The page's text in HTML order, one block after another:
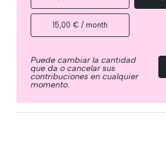
15,00 € / month
Puede cambiar la cantidad
que da o cancelar sus
contribuciones en cualquier
momento.